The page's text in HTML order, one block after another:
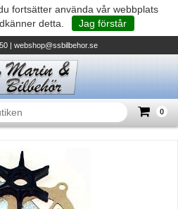
fortsätter använda vår webbplats
detta.
Jag förstår
| webshop@ssbilbehor.se
0
Summa
KASSAN
BDS